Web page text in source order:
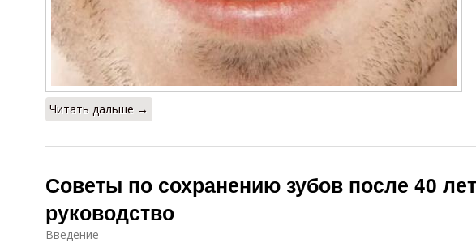
Читать дальше →
Советы по сохранению зубов после 40
руководство
Введение